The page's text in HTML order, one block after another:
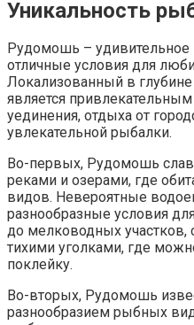
Уникальность
Рудомошь –
отличные условия для
Локализованный в
является
уединения, отдыха от
увлекательной рыбалки.
Во-первых, Рудомошь
реками и озерами, где
видов. Невероятные
разнообразные условия
до мелководных
тихими уголками, где
поклейку.
Во-вторых, Рудомошь
разнообразием рыбных